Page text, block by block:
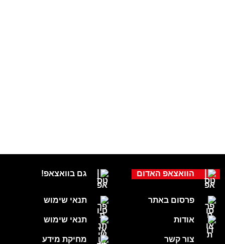
גם בוואצאפ!
תנאי שימוש
תנאי שימוש
מחיקת מידע
הוואצאפ האדום
פרסום באתר
אודות
צור קשר